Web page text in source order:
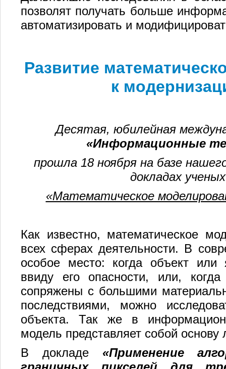
позволят получать больше
автоматизировать и
Развитие
к
Десятая, юбилейная
«Информационные
прошла 18 ноября на базе
докладах
«Математическое
Как известно, математическое
всех сферах деятельности. В
особое место: когда объект или
ввиду его опасности, или, когда
сопряжены с большими
последствиями, можно
объекта. Так же в
модель представляет собой
В докладе «Применение